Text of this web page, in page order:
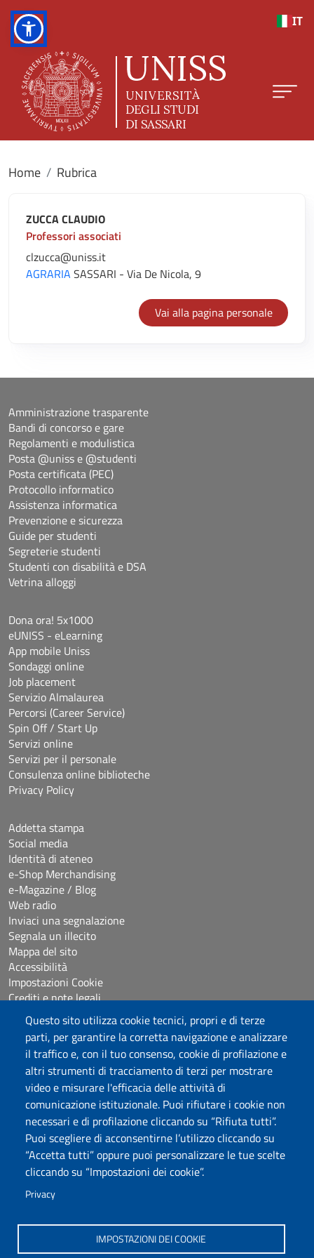
IT
Questo sito utilizza cookie tecnici, propri e di terze
parti, per garantire la corretta navigazione e analizzare
il traffico e, con il tuo consenso, cookie di profilazione e
altri strumenti di tracciamento di terzi per mostrare
video e misurare l'efficacia delle attività di
comunicazione istituzionale. Puoi rifiutare i cookie non
necessari e di profilazione cliccando su “Rifiuta tutti”.
Puoi scegliere di acconsentirne l’utilizzo cliccando su
“Accetta tutti” oppure puoi personalizzare le tue scelte
cliccando su “Impostazioni dei cookie”.
Privacy
IMPOSTAZIONI DEI COOKIE
Home Rubrica
ZUCCA CLAUDIO
Professori associati
clzucca@uniss.it
AGRARIA SASSARI - Via De Nicola, 9
Vai alla pagina personale
Università degli Studi di Sassari
Piazza Università 21, Sassari
Tel.: 800 882994 (Orientamento studenti)
RETTORE:rettore@uniss.it
PEC:protocollo@pec.uniss.it
URP:urp@uniss.it
P.I. 00196350904 –pagoPA®
Amministrazione trasparente
Bandi di concorso e gare
Regolamenti e modulistica
Posta @uniss e @studenti
Posta certificata (PEC)
Protocollo informatico
Assistenza informatica
Prevenzione e sicurezza
Guide per studenti
Segreterie studenti
Studenti con disabilità e DSA
Vetrina alloggi
Dona ora! 5x1000
eUNISS - eLearning
App mobile Uniss
Sondaggi online
Job placement
Servizio Almalaurea
Percorsi (Career Service)
Spin Off / Start Up
Servizi online
Servizi per il personale
Consulenza online biblioteche
Privacy Policy
Addetta stampa
Social media
Identità di ateneo
e-Shop Merchandising
e-Magazine / Blog
Web radio
Inviaci una segnalazione
Segnala un illecito
Mappa del sito
Accessibilità
Impostazioni Cookie
Crediti e note legali
Seguici su
Chatta con noi